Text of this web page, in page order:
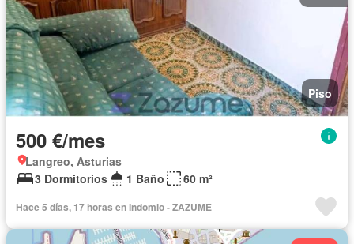
Piso
500 €/mes
Langreo, Asturias
3 Dormitorios
1 Baño 60 m²
Hace 5 días, 17 horas en Indomio - ZAZUME